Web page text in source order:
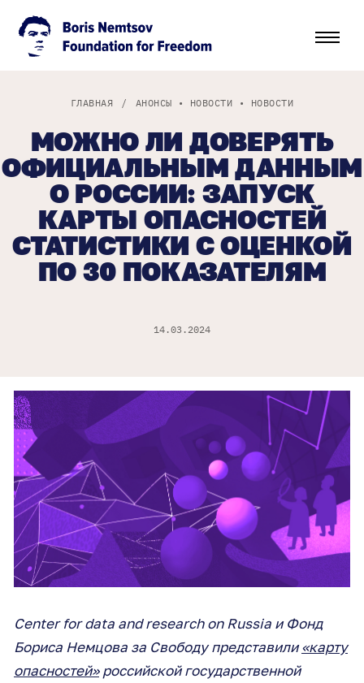
ГЛАВНАЯ / АНОНСЫ • НОВОСТИ • НОВОСТИ
МОЖНО ЛИ ДОВЕРЯТЬ
ОФИЦИАЛЬНЫМ ДАННЫМ
О РОССИИ: ЗАПУСК
КАРТЫ ОПАСНОСТЕЙ
СТАТИСТИКИ С ОЦЕНКОЙ
ПО 30 ПОКАЗАТЕЛЯМ
14.03.2024
Center for data and research on Russia и Фонд
Бориса Немцова за Свободу представили«карту
опасностей»российской государственной